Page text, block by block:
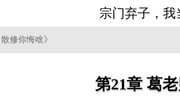
宗门弃子，我
修你悔啥》
第21章 葛